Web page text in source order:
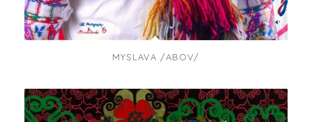
MYSLAVA /ABOV/